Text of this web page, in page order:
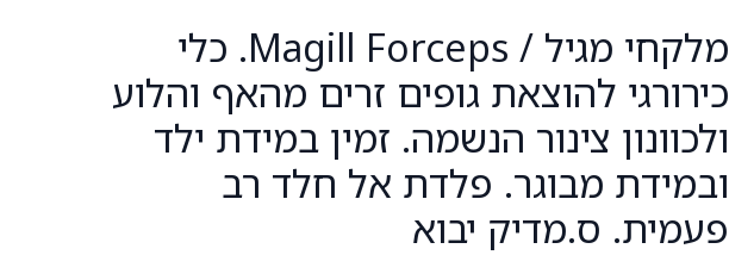
מלקחי מגיל / Magill Forceps. כלי
כירורגי להוצאת גופים זרים מהאף והלוע
ולכוונון צינור הנשמה. זמין במידת ילד
ובמידת מבוגר. פלדת אל חלד רב
פעמית. ס.מדיק יבוא